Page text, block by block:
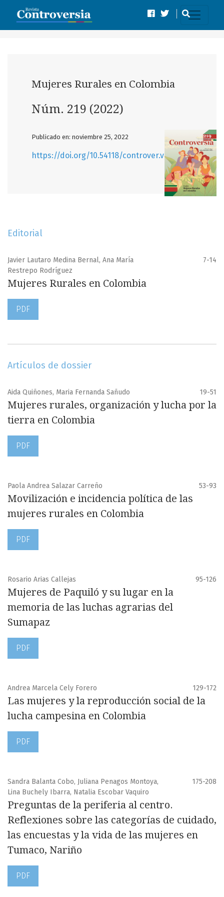
Núm. 219 (2022): Mujeres Rurales en Colombia
Mujeres Rurales en Colombia
Núm. 219 (2022)
Publicado en: noviembre 25, 2022
https://doi.org/10.54118/controver.vi219
Editorial
Javier Lautaro Medina Bernal, Ana María
Restrepo Rodríguez
7-14
Mujeres Rurales en Colombia
PDF
Artículos de dossier
Aida Quiñones, Maria Fernanda Sañudo 19-51
Mujeres rurales, organización y lucha por la
tierra en Colombia
PDF
Paola Andrea Salazar Carreño 53-93
Movilización e incidencia política de las
mujeres rurales en Colombia
PDF
Rosario Arias Callejas 95-126
Mujeres de Paquiló y su lugar en la
memoria de las luchas agrarias del
Sumapaz
PDF
Andrea Marcela Cely Forero 129-172
Las mujeres y la reproducción social de la
lucha campesina en Colombia
PDF
Sandra Balanta Cobo, Juliana Penagos Montoya,
Lina Buchely Ibarra, Natalia Escobar Vaquiro
175-208
Preguntas de la periferia al centro.
Reflexiones sobre las categorías de cuidado,
las encuestas y la vida de las mujeres en
Tumaco, Nariño
PDF